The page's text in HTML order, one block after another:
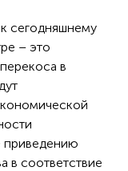
сегодняшнему
– это
в
приведению
в соответствие